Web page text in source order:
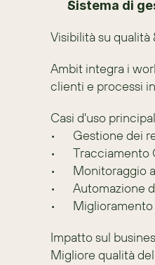
Sistema di
Visibilità su
Ambit integra i
clienti e processi
Casi d'uso
•	Gestione dei
•
•
•
•
Impatto sul
Migliore qualità